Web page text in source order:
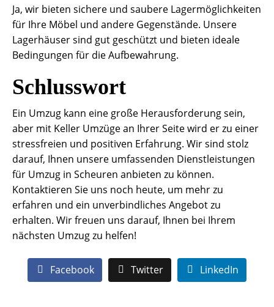
Ja, wir bieten sichere und saubere Lagermöglichkeiten
für Ihre Möbel und andere Gegenstände. Unsere
Lagerhäuser sind gut geschützt und bieten ideale
Bedingungen für die Aufbewahrung.
Schlusswort
Ein Umzug kann eine große Herausforderung sein,
aber mit Keller Umzüge an Ihrer Seite wird er zu einer
stressfreien und positiven Erfahrung. Wir sind stolz
darauf, Ihnen unsere umfassenden Dienstleistungen
für Umzug in Scheuren anbieten zu können.
Kontaktieren Sie uns noch heute, um mehr zu
erfahren und ein unverbindliches Angebot zu
erhalten. Wir freuen uns darauf, Ihnen bei Ihrem
nächsten Umzug zu helfen!
Facebook Twitter LinkedIn